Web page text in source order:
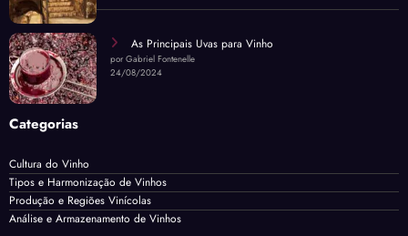
As Principais Uvas para Vinho
por Gabriel Fontenelle
24/08/2024
Categorias
Cultura do Vinho
Tipos e Harmonização de Vinhos
Produção e Regiões Vinícolas
Análise e Armazenamento de Vinhos